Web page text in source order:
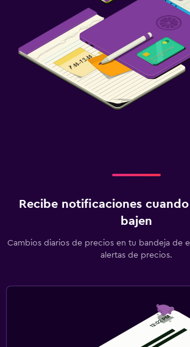
Recibe notificaciones
bajen
Cambios diarios de precios en tu bandeja de
alertas de precios.